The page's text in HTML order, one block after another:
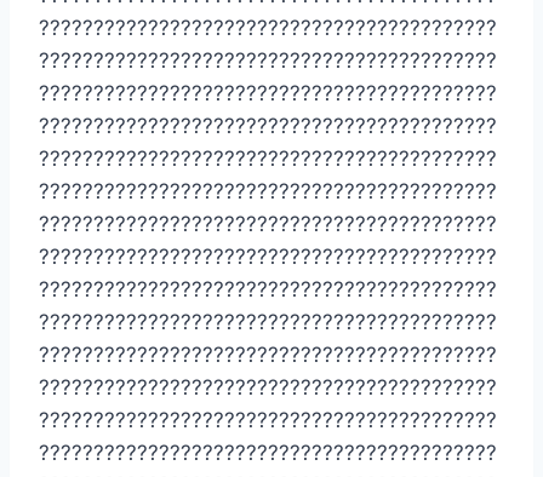
??????????????????????????????????????????
??????????????????????????????????????????
??????????????????????????????????????????
??????????????????????????????????????????
??????????????????????????????????????????
??????????????????????????????????????????
??????????????????????????????????????????
??????????????????????????????????????????
??????????????????????????????????????????
??????????????????????????????????????????
??????????????????????????????????????????
??????????????????????????????????????????
??????????????????????????????????????????
??????????????????????????????????????????